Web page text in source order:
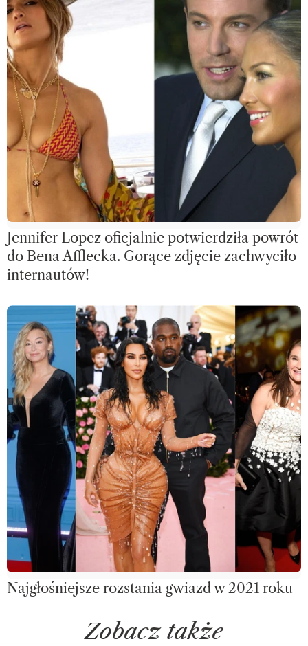
Jennifer Lopez oficjalnie potwierdziła powrót
do Bena Afflecka. Gorące zdjęcie zachwyciło
internautów!
Najgłośniejsze rozstania gwiazd w 2021 roku
Zobacz także